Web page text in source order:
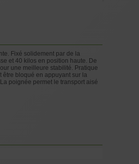
Fixé solidement par de la
et 40 kilos en position haute. De
une meilleure stabilité. Pratique
être bloqué en appuyant sur la
poignée permet le transport aisé